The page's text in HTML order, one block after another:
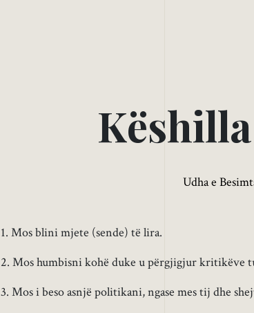
Këshilla
Udha e
1. Mos blini mjete (sende) të lira.
2. Mos humbisni kohë duke u përgjigjur kritikëve
3. Mos i beso asnjë politikani, ngase mes tij dhe